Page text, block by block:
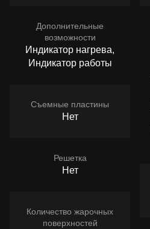
Дополнительные
возможности
Индикатор нагрева,
Индикатор работы
Съемные пластины
Нет
Решетка
Нет
Количество жарочных
поверхностей